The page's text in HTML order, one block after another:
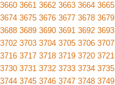
3660 3661 3662 3663 3664 3665
3674 3675 3676 3677 3678 3679
3688 3689 3690 3691 3692 3693
3702 3703 3704 3705 3706 3707
3716 3717 3718 3719 3720 3721
3730 3731 3732 3733 3734 3735
3744 3745 3746 3747 3748 3749